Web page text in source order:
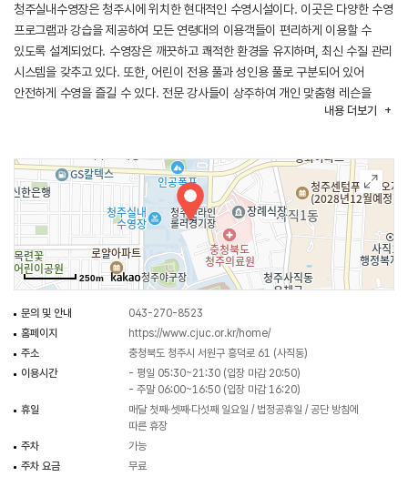
청주실내수영장은 청주시에 위치한 현대적인 수영시설이다. 이곳은 다양한 수영
프로그램과 강습을 제공하여 모든 연령대의 이용객들이 편리하게 이용할 수
있도록 설계되었다. 수영장은 깨끗하고 쾌적한 환경을 유지하며, 최신 수질 관리
시스템을 갖추고 있다. 또한, 어린이 전용 풀과 성인용 풀로 구분되어 있어
안전하게 수영을 즐길 수 있다. 전문 강사들이 상주하여 개인 맞춤형 레슨을
공간이다.
내용 더보기
250m
문의 및 안내
043-270-8523
홈페이지
https://www.cjuc.or.kr/home/
주소
충청북도 청주시 서원구 흥덕로 61 (사직동)
이용시간
- 평일 05:30~21:30 (입장 마감 20:50)
- 주말 06:00~16:50 (입장 마감 16:20)
휴일
매달 첫째·셋째·다섯째 일요일 / 법정공휴일 / 공단 방침에
따른 휴장
주차
가능
주차 요금
무료